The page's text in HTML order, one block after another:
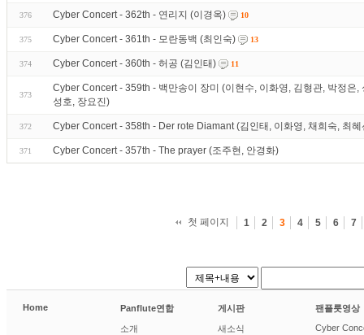
376 Cyber Concert - 362th - 연리지 (이경옥) 10
375 Cyber Concert - 361th - 모란동백 (최인숙) 13
374 Cyber Concert - 360th - 허공 (김인태) 11
373
Cyber Concert - 359th - 백만송이 장미 (이현수, 이화영, 김형관, 박정은,
성호, 장요진)
372 Cyber Concert - 358th - Der rote Diamant (김인태, 이화영, 채희숙, 최
371 Cyber Concert - 357th - The prayer (조주현, 안경화)
첫 페이지 1 2 3 4 5 6 7
Home Panflute연합
소개
게시판
새소식
팬플룻영상
Cyber